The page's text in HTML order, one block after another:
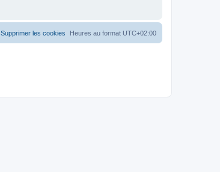
Heures au format UTC+02:00
Supprimer les cookies